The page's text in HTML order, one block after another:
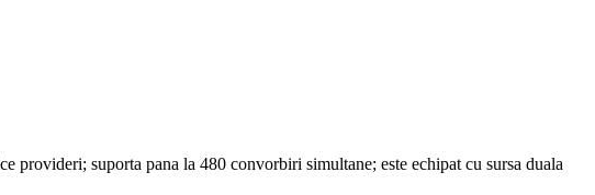
suporta pana la 480 convorbiri simultane; este echipat cu sursa duala